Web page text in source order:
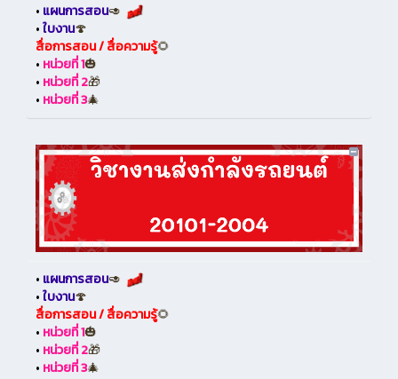
• แผนการสอน🥑
•ใบงาน🍄
สื่อการสอน / สื่อความรู้🌻
• หน่วยที่ 1🎃
• หน่วยที่ 2🎁
• หน่วยที่ 3🎄
• แผนการสอน🥑
•ใบงาน🍄
สื่อการสอน / สื่อความรู้🌻
• หน่วยที่ 1🎃
• หน่วยที่ 2🎁
• หน่วยที่ 3🎄